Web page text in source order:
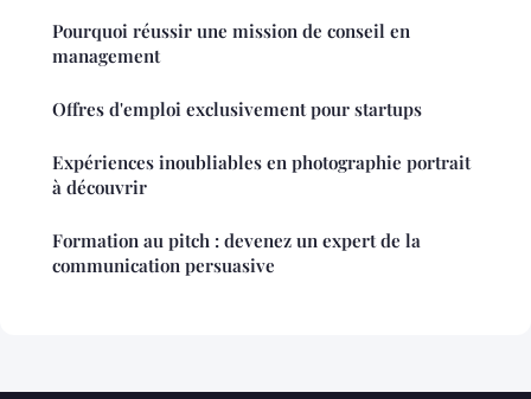
Pourquoi réussir une mission de conseil en
management
Offres d'emploi exclusivement pour startups
Expériences inoubliables en photographie portrait
à découvrir
Formation au pitch : devenez un expert de la
communication persuasive